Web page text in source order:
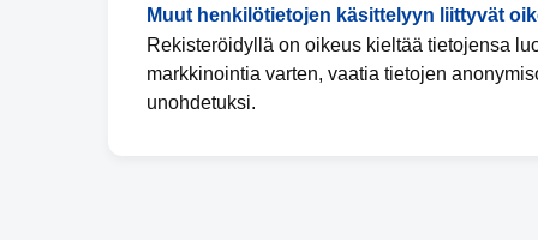
Muut henkilötietojen käsittelyyn liittyvät
Rekisteröidyllä on oikeus kieltää tietojensa
markkinointia varten, vaatia tietojen
unohdetuksi.